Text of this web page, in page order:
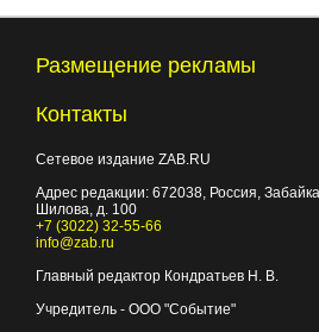
Размещение рекламы
Контакты
Сетевое издание ZAB.RU
Адрес редакции: 672038 , Россия,
Шилова, д. 100
+7 (3022) 32-55-66
info@zab.ru
Главный редактор Кондратьев Н. В.
Учредитель - ООО "Событие"